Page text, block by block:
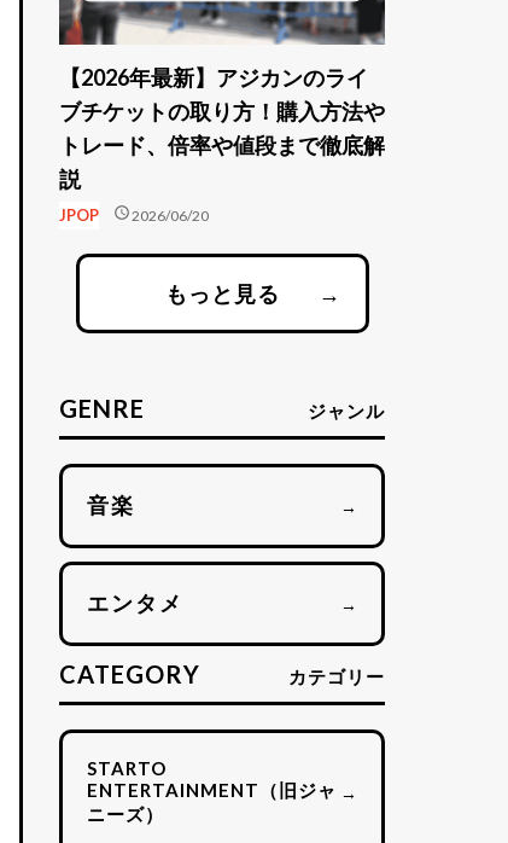
【2026年最新】アジカンのライ
ブチケットの取り方！購入方法や
トレード、倍率や値段まで徹底解
説
JPOP schedule2026/06/20
もっと見る →
GENRE ジャンル
音楽 →
エンタメ →
CATEGORY カテゴリー
STARTO
ENTERTAINMENT（旧ジャ
ニーズ）
→